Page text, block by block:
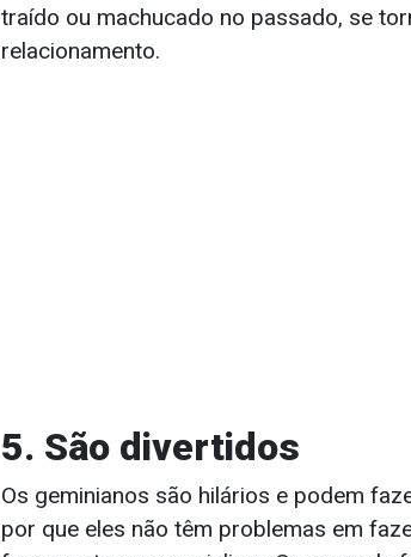
traído ou machucado no passado, se
relacionamento.
5. São divertidos
Os geminianos são hilários e podem
por que eles não têm problemas em